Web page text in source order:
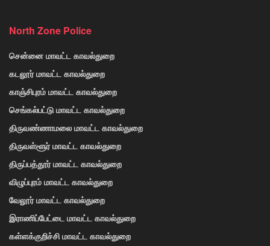
North Zone Police
சென்னை மாவட்ட காவல்துறை
கடலூர் மாவட்ட காவல்துறை
காஞ்சிபுரம் மாவட்ட காவல்துறை
செங்கல்பட்டு மாவட்ட காவல்துறை
திருவண்ணாமலை மாவட்ட காவல்துறை
திருவள்ளூர் மாவட்ட காவல்துறை
திருப்பத்தூர் மாவட்ட காவல்துறை
விழுப்புரம் மாவட்ட காவல்துறை
வேலூர் மாவட்ட காவல்துறை
இராணிப்பேட்டை மாவட்ட காவல்துறை
கள்ளக்குறிச்சி மாவட்ட காவல்துறை